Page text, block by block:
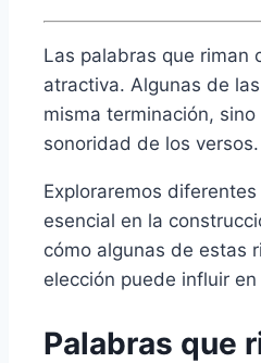
Las palabras que riman
atractiva. Algunas de
misma terminación,
sonoridad de los versos.
Exploraremos
esencial en la
cómo algunas de estas
elección puede influir
Palabras que